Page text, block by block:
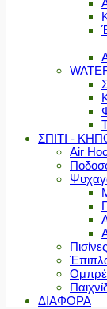
ΣΠΙΤΙ -
Air
Πισίνες
ΔΙΑΦΟΡΑ